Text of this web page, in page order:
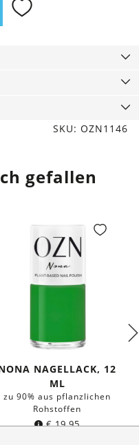
SKU: OZN1146
gefallen
NAGELLACK, 12
ML
zu 90% aus pflanzlichen
Rohstoffen
€19,95